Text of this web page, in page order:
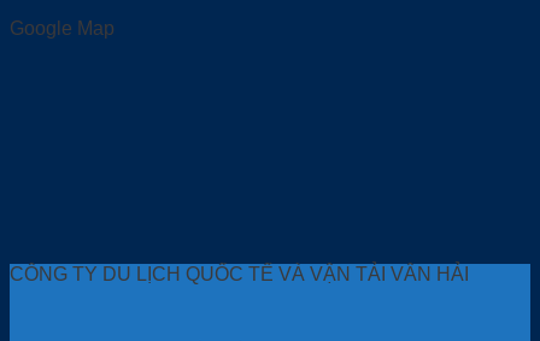
Google Map
CÔNG TY DU LỊCH QUỐC TẾ VÀ VẬN TẢI VÂN HẢI